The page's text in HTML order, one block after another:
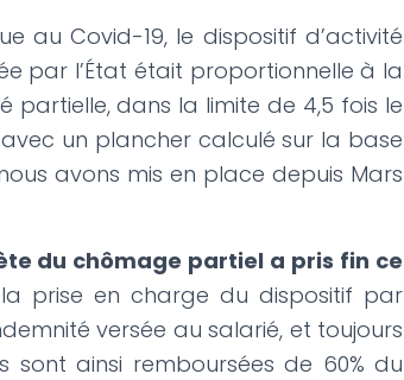
au Covid-19, le dispositif d’activité
par l’État était proportionnelle à la
partielle, dans la limite de 4,5 fois le
avec un plancher calculé sur la base
avons mis en place depuis Mars
du chômage partiel a pris fin ce
prise en charge du dispositif par
versée au salarié, et toujours
sont ainsi remboursées de 60% du